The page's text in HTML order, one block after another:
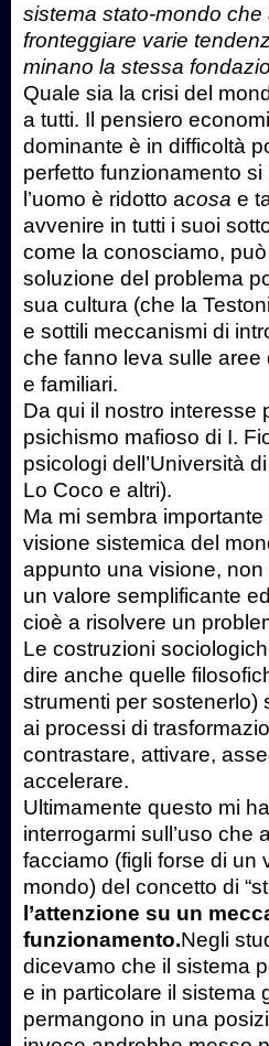
sistema stato-mondo
fronteggiare varie
minano la stessa
Quale sia la crisi del
a tutti. Il pensiero
dominante è in difficoltà
perfetto funzionamento
l’uomo è ridotto acosa e
avvenire in tutti i suoi
come la conosciamo,
soluzione del problema
sua cultura (che la
e sottili meccanismi di
che fanno leva sulle aree
e familiari.
Da qui il nostro interesse
psichismo mafioso di I.
psicologi dell’Università
Lo Coco e altri).
Ma mi sembra
visione sistemica del
appunto una visione,
un valore semplificante
cioè a risolvere un
Le costruzioni
dire anche quelle
strumenti per sostenerlo)
ai processi di
contrastare, attivare,
accelerare.
Ultimamente questo mi
interrogarmi sull’uso che
facciamo (figli forse di un
mondo) del concetto di
l’attenzione su un
funzionamento.Negli
dicevamo che il sistema
e in particolare il sistema
permangono in una